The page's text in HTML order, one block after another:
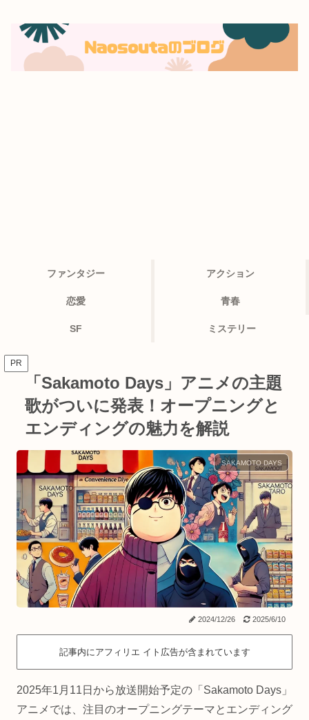
ファンタジー アクション
恋愛 青春
SF ミステリー
PR
「Sakamoto Days」アニメの主題
歌がついに発表！オープニングと
エンディングの魅力を解説
SAKAMOTO DAYS
2024/12/26 2025/6/10
記事内にアフィリエ イト広告が含まれています
2025年1月11日から放送開始予定の「Sakamoto Days」
アニメでは、注目のオープニングテーマとエンディング